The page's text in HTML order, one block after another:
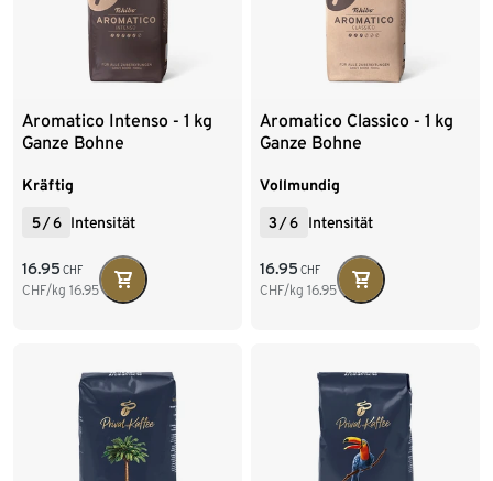
Aromatico Intenso - 1 kg
Ganze Bohne
Kräftig
5/6 Intensität
16.95 CHF
CHF/kg 16.95
Aromatico Classico - 1 kg
Ganze Bohne
Vollmundig
3 /6 Intensität
16.95 CHF
CHF/kg 16.95